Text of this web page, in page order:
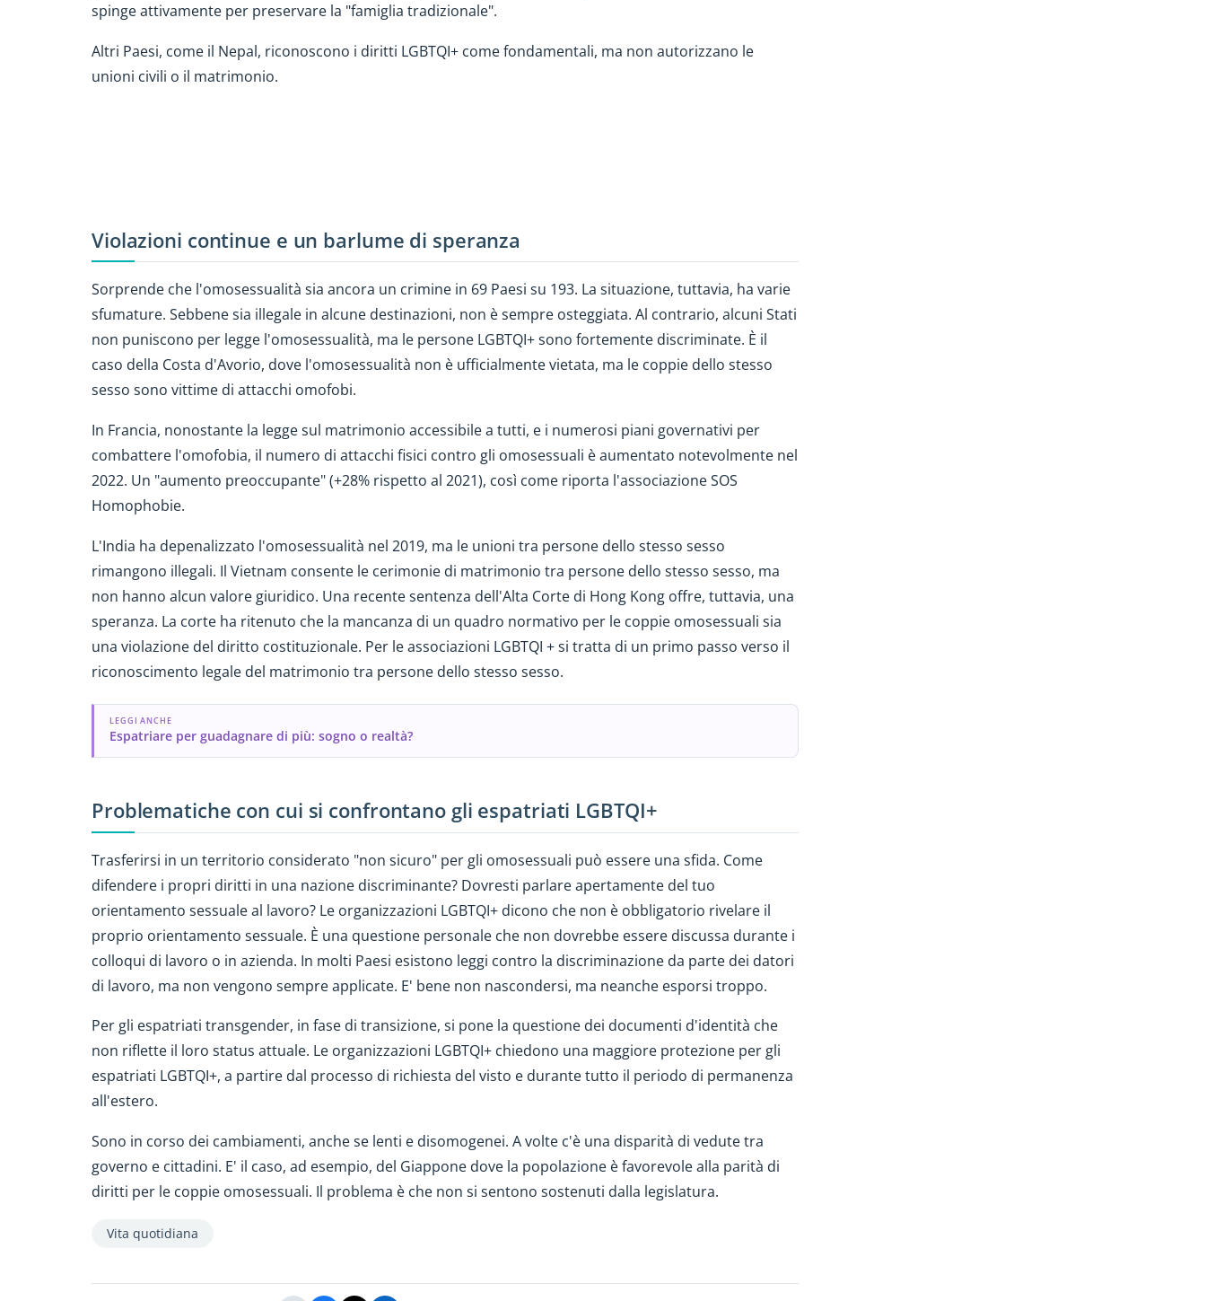
spinge attivamente per preservare la "famiglia tradizionale".
Altri Paesi, come il Nepal, riconoscono i diritti LGBTQI+ come fondamentali, ma non autorizzano le
unioni civili o il matrimonio.
Violazioni continue e un barlume di speranza
Sorprende che l'omosessualità sia ancora un crimine in 69 Paesi su 193. La situazione, tuttavia, ha varie
sfumature. Sebbene sia illegale in alcune destinazioni, non è sempre osteggiata. Al contrario, alcuni Stati
non puniscono per legge l'omosessualità, ma le persone LGBTQI+ sono fortemente discriminate. È il
caso della Costa d'Avorio, dove l'omosessualità non è ufficialmente vietata, ma le coppie dello stesso
sesso sono vittime di attacchi omofobi.
In Francia, nonostante la legge sul matrimonio accessibile a tutti, e i numerosi piani governativi per
combattere l'omofobia, il numero di attacchi fisici contro gli omosessuali è aumentato notevolmente nel
2022. Un "aumento preoccupante" (+28% rispetto al 2021), così come riporta l'associazione SOS
Homophobie.
L'India ha depenalizzato l'omosessualità nel 2019, ma le unioni tra persone dello stesso sesso
rimangono illegali. Il Vietnam consente le cerimonie di matrimonio tra persone dello stesso sesso, ma
non hanno alcun valore giuridico. Una recente sentenza dell'Alta Corte di Hong Kong offre, tuttavia, una
speranza. La corte ha ritenuto che la mancanza di un quadro normativo per le coppie omosessuali sia
una violazione del diritto costituzionale. Per le associazioni LGBTQI + si tratta di un primo passo verso il
riconoscimento legale del matrimonio tra persone dello stesso sesso.
LEGGI ANCHE
Espatriare per guadagnare di più: sogno o realtà?
Problematiche con cui si confrontano gli espatriati LGBTQI+
Trasferirsi in un territorio considerato "non sicuro" per gli omosessuali può essere una sfida. Come
difendere i propri diritti in una nazione discriminante? Dovresti parlare apertamente del tuo
orientamento sessuale al lavoro? Le organizzazioni LGBTQI+ dicono che non è obbligatorio rivelare il
proprio orientamento sessuale. È una questione personale che non dovrebbe essere discussa durante i
colloqui di lavoro o in azienda. In molti Paesi esistono leggi contro la discriminazione da parte dei datori
di lavoro, ma non vengono sempre applicate. E' bene non nascondersi, ma neanche esporsi troppo.
Per gli espatriati transgender, in fase di transizione, si pone la questione dei documenti d'identità che
non riflette il loro status attuale. Le organizzazioni LGBTQI+ chiedono una maggiore protezione per gli
espatriati LGBTQI+, a partire dal processo di richiesta del visto e durante tutto il periodo di permanenza
all'estero.
Sono in corso dei cambiamenti, anche se lenti e disomogenei. A volte c'è una disparità di vedute tra
governo e cittadini. E' il caso, ad esempio, del Giappone dove la popolazione è favorevole alla parità di
diritti per le coppie omosessuali. Il problema è che non si sentono sostenuti dalla legislatura.
Vita quotidiana